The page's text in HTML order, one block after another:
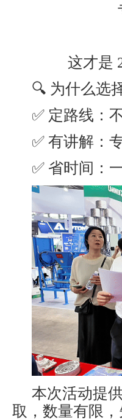
这才是
🔍 为什么选
✅ 定路线：
✅ 有讲解：
✅ 省时间：
本次活动提
取，数量有限，